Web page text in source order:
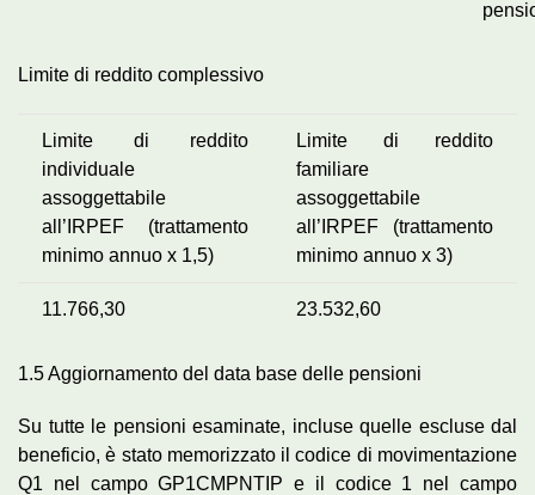
Limite di reddito complessivo
Limite di reddito
individuale
assoggettabile
all’IRPEF (trattamento
minimo annuo x 1,5)
Limite di reddito
familiare
assoggettabile
all’IRPEF (trattamento
minimo annuo x 3)
11.766,30 23.532,60
1.5 Aggiornamento del data base delle pensioni
Su tutte le pensioni esaminate, incluse quelle escluse dal
beneficio, è stato memorizzato il codice di movimentazione
Q1 nel campo GP1CMPNTIP e il codice 1 nel campo